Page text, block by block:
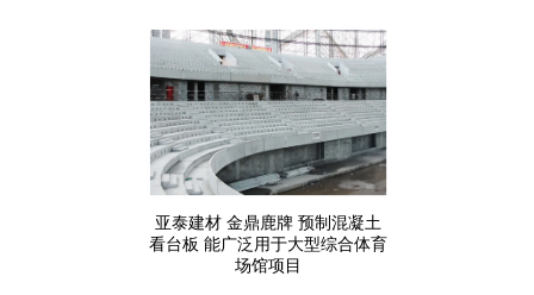
亚泰建材 金鼎鹿牌 预制混凝土
看台板 能广泛用于大型综合体育
场馆项目